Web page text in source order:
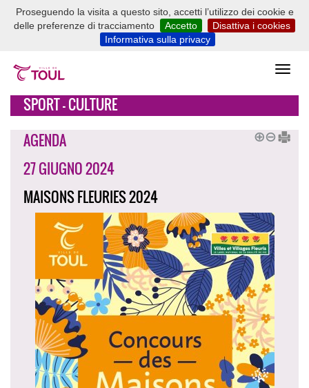
Proseguendo la visita a questo sito, accetti l’utilizzo dei cookie e
delle preferenze di tracciamento
Accetto
Disattiva i cookies
Informativa sulla privacy
SPORT - CULTURE
AGENDA
27 GIUGNO 2024
MAISONS FLEURIES 2024